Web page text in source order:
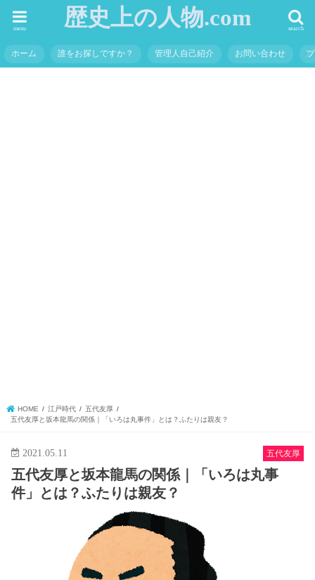
歴史上の人物.com search
menu
ホーム 誰をお探しですか？ 管理人自己紹介 お問い合わせ
HOME 江戸時代
五代友厚
五代友厚と坂本龍馬の関係｜「いろは丸事件」とは？ふたりは親友？
五代友厚
2021.05.11
五代友厚と坂本龍馬の関係｜「いろは丸事
件」とは？ふたりは親友？